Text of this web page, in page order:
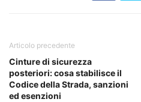
Articolo precedente
Cinture di sicurezza
posteriori: cosa stabilisce il
Codice della Strada, sanzioni
ed esenzioni